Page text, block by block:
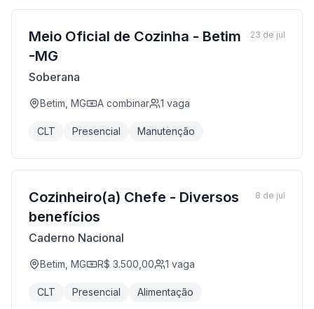
Meio Oficial de Cozinha - Betim
-MG
Soberana
Betim, MG A combinar 1 vaga
CLT Presencial Manutenção
23 de jul
Cozinheiro(a) Chefe - Diversos
benefícios
Caderno Nacional
Betim, MG R$ 3.500,00 1 vaga
CLT Presencial Alimentação
8 de jul